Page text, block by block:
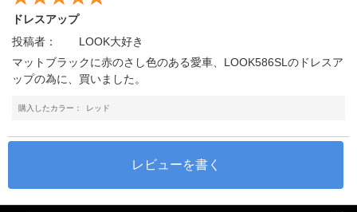
ドレスアップ
投稿者：
LOOK大好き
マットブラックに赤のさし色のある愛車、LOOK586SLのドレスア
ップの為に、買いました。
購入したカラー： レッド